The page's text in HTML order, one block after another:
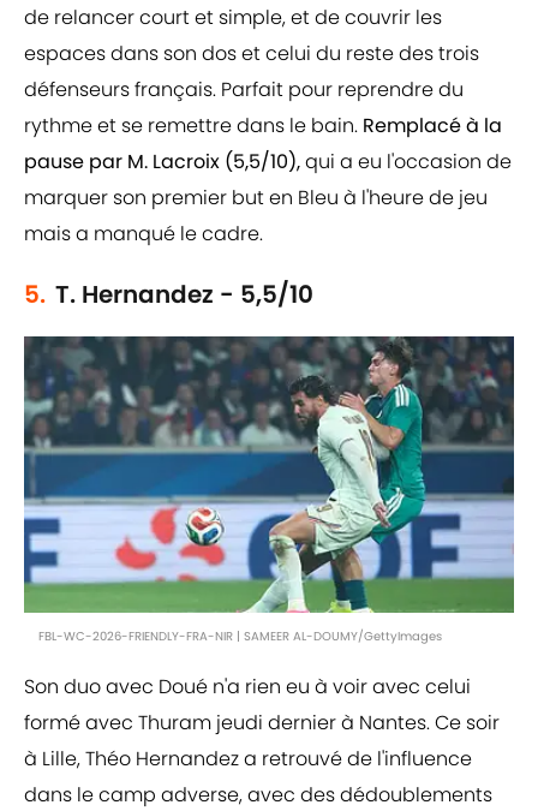
de relancer court et simple, et de couvrir les
espaces dans son dos et celui du reste des trois
défenseurs français. Parfait pour reprendre du
rythme et se remettre dans le bain. Remplacé à la
pause par M. Lacroix (5,5/10),qui a eu l'occasion de
marquer son premier but en Bleu à l'heure de jeu
mais a manqué le cadre.
5. T. Hernandez - 5,5/10
FBL-WC-2026-FRIENDLY-FRA-NIR | SAMEER AL-DOUMY/GettyImages
Son duo avec Doué n'a rien eu à voir avec celui
formé avec Thuram jeudi dernier à Nantes. Ce soir
à Lille, Théo Hernandez a retrouvé de l'influence
dans le camp adverse, avec des dédoublements